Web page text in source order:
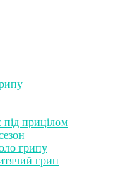
під прицілом
грипу
грип